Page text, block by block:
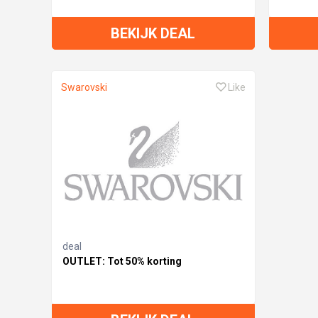
BEKIJK DEAL
Swarovski Like
deal
OUTLET: Tot 50% korting